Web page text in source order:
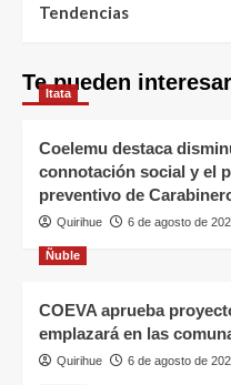
Tendencias
Te pueden interesar
Itata
Coelemu destaca
connotación social y el
preventivo de
Quirihue 6 de agosto de
Ñuble
COEVA aprueba
emplazará en las
Quirihue 6 de agosto de